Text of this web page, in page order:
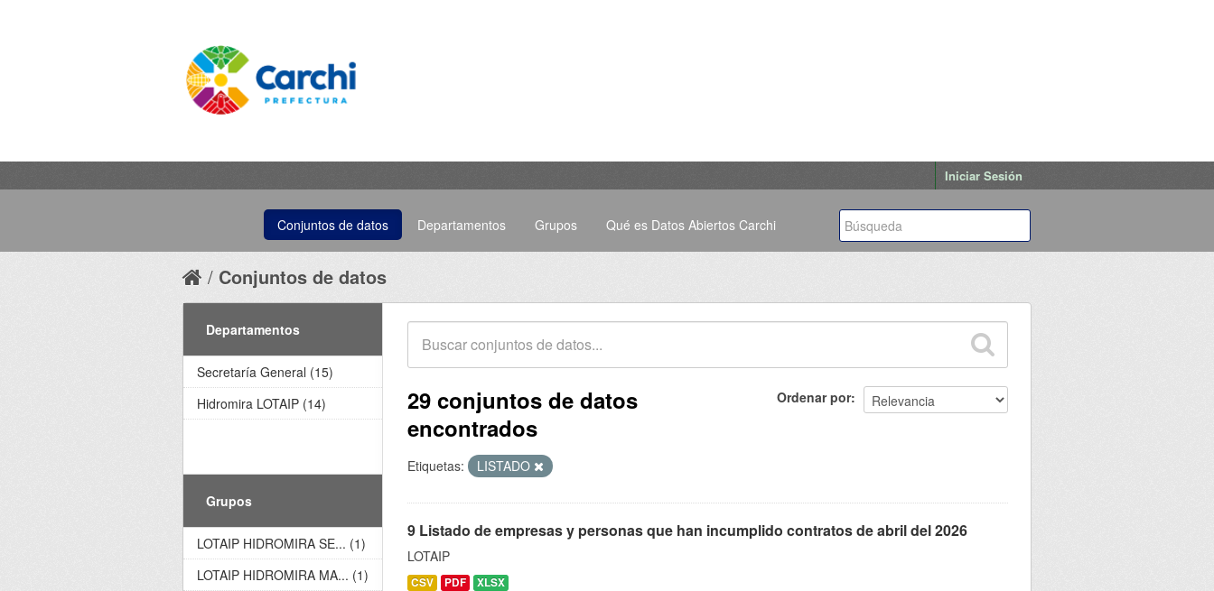
Iniciar Sesión
Conjuntos de datos Departamentos Grupos Qué es Datos Abiertos Carchi
Conjuntos de datos
Ordenar por
29 conjuntos de datos
encontrados
Etiquetas: LISTADO
9 Listado de empresas y personas que han incumplido contratos de abril del 2026
LOTAIP
CSV PDF XLSX
Departamentos
Secretaría General (15)
Hidromira LOTAIP (14)
Grupos
LOTAIP HIDROMIRA SE... (1)
LOTAIP HIDROMIRA MA... (1)